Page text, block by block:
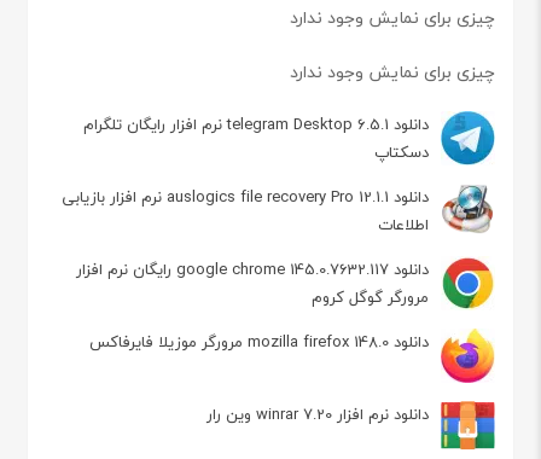
چیزی برای نمایش وجود ندارد
چیزی برای نمایش وجود ندارد
دانلود telegram Desktop 6.5.1 نرم افزار رایگان تلگرام
دسکتاپ
دانلود auslogics file recovery Pro 12.1.1 نرم افزار بازیابی
اطلاعات
دانلود google chrome 145.0.7632.117 رایگان نرم افزار
مرورگر گوگل کروم
دانلود mozilla firefox 148.0 مرورگر موزیلا فایرفاکس
دانلود نرم افزار winrar 7.20 وین رار